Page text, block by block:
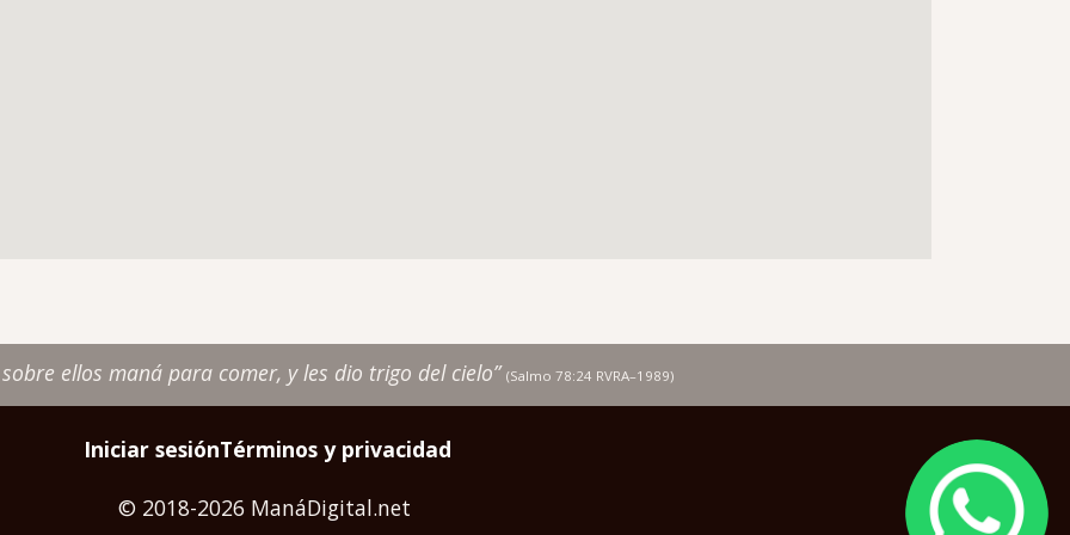
Image
ellos maná para comer, y les dio trigo del cielo” (Salmo 78:24 RVRA–1989)
Iniciar sesiónTérminos y privacidad
© 2018-2026 ManáDigital.net